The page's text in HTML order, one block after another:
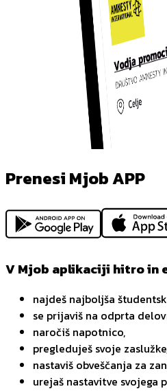
Prenesi Mjob APP
V Mjob aplikaciji hitro in
najdeš najboljša
se prijaviš na odprta
naročiš napotnico,
pregleduješ svoje
nastaviš obveščanja za
urejaš nastavitve svojega